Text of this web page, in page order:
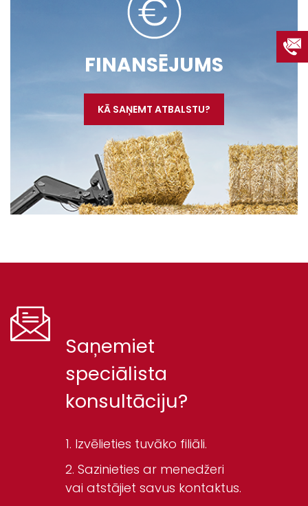
FINANSĒJUMS
KĀ SAŅEMT ATBALSTU?
Saņemiet
speciālista
konsultāciju?
Izvēlieties tuvāko filiāli.
Sazinieties ar menedžeri
vai atstājiet savus kontaktus.